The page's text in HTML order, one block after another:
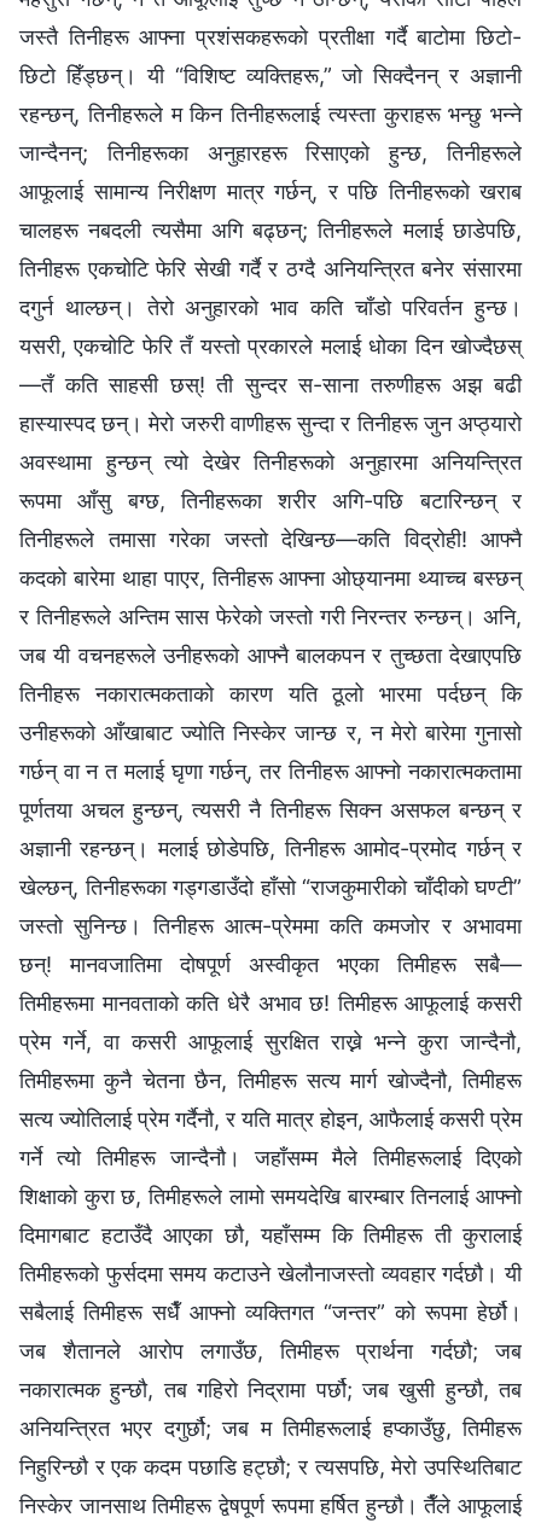
जस्तै तिनीहरू आफ्ना प्रशंसकहरूको प्रतीक्षा गर्दै बाटोमा छिटो-
छिटो हिँड्छन्। यी “विशिष्ट व्यक्तिहरू,” जो सिक्दैनन् र अज्ञानी
रहन्छन्, तिनीहरूले म किन तिनीहरूलाई त्यस्ता कुराहरू भन्छु भन्‍ने
जान्दैनन्; तिनीहरूका अनुहारहरू रिसाएको हुन्छ, तिनीहरूले
आफूलाई सामान्य निरीक्षण मात्र गर्छन्, र पछि तिनीहरूको खराब
चालहरू नबदली त्यसैमा अगि बढ्छन्; तिनीहरूले मलाई छाडेपछि,
तिनीहरू एकचोटि फेरि सेखी गर्दै र ठग्दै अनियन्त्रित बनेर संसारमा
दगुर्न थाल्छन्। तेरो अनुहारको भाव कति चाँडो परिवर्तन हुन्छ।
यसरी, एकचोटि फेरि तँ यस्तो प्रकारले मलाई धोका दिन खोज्दैछस्
—तँ कति साहसी छस्! ती सुन्दर स-साना तरुणीहरू अझ बढी
हास्यास्पद छन्। मेरो जरुरी वाणीहरू सुन्दा र तिनीहरू जुन अप्ठ्यारो
अवस्थामा हुन्छन् त्यो देखेर तिनीहरूको अनुहारमा अनियन्त्रित
रूपमा आँसु बग्छ, तिनीहरूका शरीर अगि-पछि बटारिन्छन् र
तिनीहरूले तमासा गरेका जस्तो देखिन्छ—कति विद्रोही! आफ्नै
कदको बारेमा थाहा पाएर, तिनीहरू आफ्ना ओछ्यानमा थ्याच्च बस्छन्
र तिनीहरूले अन्तिम सास फेरेको जस्तो गरी निरन्तर रुन्छन्। अनि,
जब यी वचनहरूले उनीहरूको आफ्नै बालकपन र तुच्छता देखाएपछि
तिनीहरू नकारात्मकताको कारण यति ठूलो भारमा पर्दछन् कि
उनीहरूको आँखाबाट ज्योति निस्केर जान्छ र, न मेरो बारेमा गुनासो
गर्छन् वा न त मलाई घृणा गर्छन्, तर तिनीहरू आफ्नो नकारात्मकतामा
पूर्णतया अचल हुन्छन्, त्यसरी नै तिनीहरू सिक्न असफल बन्छन् र
अज्ञानी रहन्छन्। मलाई छोडेपछि, तिनीहरू आमोद-प्रमोद गर्छन् र
खेल्छन्, तिनीहरूका गड्गडाउँदो हाँसो “राजकुमारीको चाँदीको घण्टी”
जस्तो सुनिन्छ। तिनीहरू आत्म-प्रेममा कति कमजोर र अभावमा
छन्! मानवजातिमा दोषपूर्ण अस्वीकृत भएका तिमीहरू सबै—
तिमीहरूमा मानवताको कति धेरै अभाव छ! तिमीहरू आफूलाई कसरी
प्रेम गर्ने, वा कसरी आफूलाई सुरक्षित राख्ने भन्‍ने कुरा जान्दैनौ,
तिमीहरूमा कुनै चेतना छैन, तिमीहरू सत्य मार्ग खोज्दैनौ, तिमीहरू
सत्य ज्योतिलाई प्रेम गर्दैनौ, र यति मात्र होइन, आफैलाई कसरी प्रेम
गर्ने त्यो तिमीहरू जान्दैनौ। जहाँसम्म मैले तिमीहरूलाई दिएको
शिक्षाको कुरा छ, तिमीहरूले लामो समयदेखि बारम्बार तिनलाई आफ्नो
दिमागबाट हटाउँदै आएका छौ, यहाँसम्म कि तिमीहरू ती कुरालाई
तिमीहरूको फुर्सदमा समय कटाउने खेलौनाजस्तो व्यवहार गर्दछौ। यी
सबैलाई तिमीहरू सधैँ आफ्नो व्यक्तिगत “जन्तर” को रूपमा हेर्छौ।
जब शैतानले आरोप लगाउँछ, तिमीहरू प्रार्थना गर्दछौ; जब
नकारात्मक हुन्छौ, तब गहिरो निद्रामा पर्छौ; जब खुसी हुन्छौ, तब
अनियन्त्रित भएर दगुर्छौ; जब म तिमीहरूलाई हप्काउँछु, तिमीहरू
निहुरिन्छौ र एक कदम पछाडि हट्छौ; र त्यसपछि, मेरो उपस्थितिबाट
निस्केर जानसाथ तिमीहरू द्वेषपूर्ण रूपमा हर्षित हुन्छौ। तैँले आफूलाई